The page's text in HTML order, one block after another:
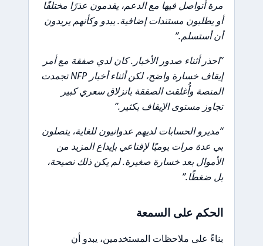
مرة أتواصل فيها مع الدعم، يقدمون عذرًا مختلفًا
أو يطلبون مستندات إضافية. يبدو وكأنهم يريدون
أن أستسلم.”
“احذر أثناء صدور الأخبار. كان لدي صفقة مع أمر
إيقاف خسارة واضح، لكن أثناء أخبار NFP تجمدت
المنصة وأُغلقت الصفقة بانزلاق سعري كبير
تجاوز مستوى الإيقاف بكثير.”
“مديرو الحسابات لديهم عدوانيون للغاية، يتصلون
بي عدة مرات يوميًا لإقناعي بإيداع المزيد من
الأموال بعد خسارة صغيرة. لم يكن ذلك نصيحة،
بل ضغطًا.”
الحكم على السمعة
بناءً على ملاحظات المستخدمين، يبدو أن